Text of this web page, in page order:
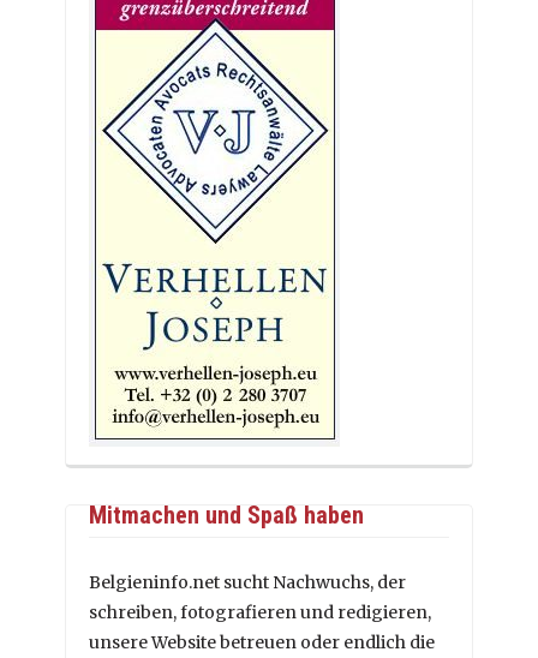
Mitmachen und Spaß haben
Belgieninfo.net sucht Nachwuchs, der
schreiben, fotografieren und redigieren,
unsere Website betreuen oder endlich die